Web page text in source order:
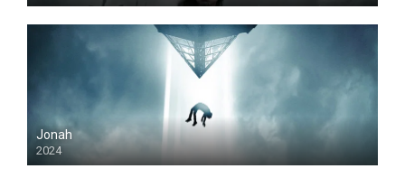
Jonah
2024